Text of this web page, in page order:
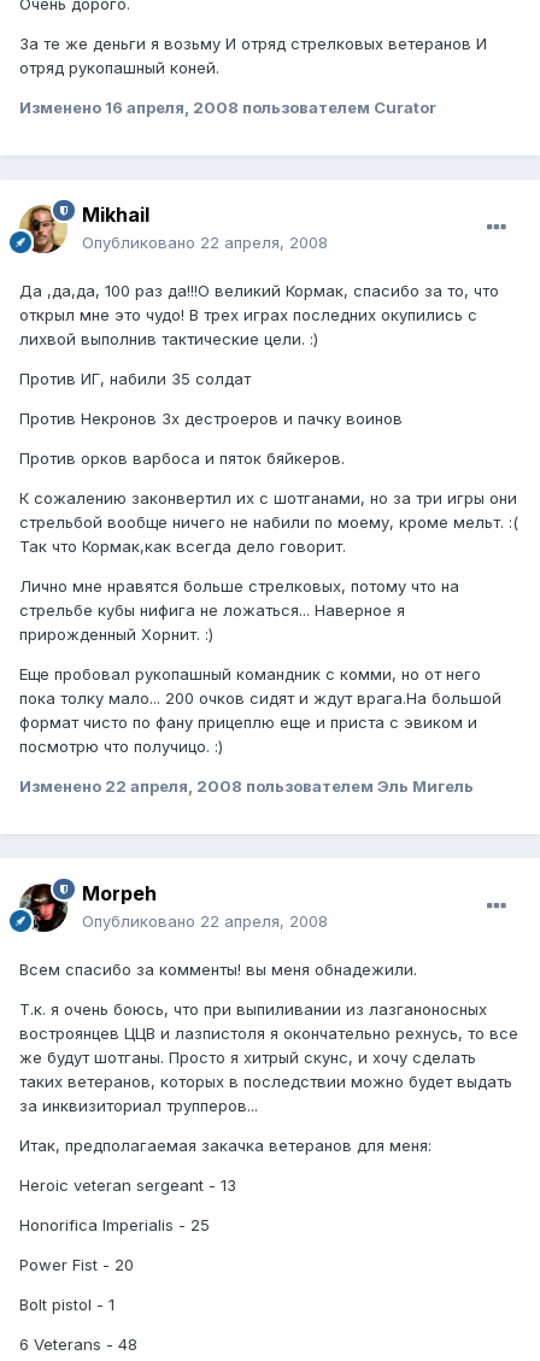
За те же деньги я возьму И отряд стрелковых ветеранов И
отряд рукопашный коней.
Изменено 16 апреля, 2008 пользователем Curator
Mikhail
Опубликовано 22 апреля, 2008
Да ,да,да, 100 раз да!!!О великий Кормак, спасибо за то, что
открыл мне это чудо! В трех играх последних окупились с
лихвой выполнив тактические цели. :)
Против ИГ, набили 35 солдат
Против Некронов 3х дестроеров и пачку воинов
Против орков варбоса и пяток бяйкеров.
К сожалению законвертил их с шотганами, но за три игры они
стрельбой вообще ничего не набили по моему, кроме мельт. :(
Так что Кормак,как всегда дело говорит.
Лично мне нравятся больше стрелковых, потому что на
стрельбе кубы нифига не ложаться... Наверное я
прирожденный Хорнит. :)
Еще пробовал рукопашный командник с комми, но от него
пока толку мало... 200 очков сидят и ждут врага.На большой
формат чисто по фану прицеплю еще и приста с эвиком и
посмотрю что получицо. :)
Изменено 22 апреля, 2008 пользователем Эль Мигель
Morpeh
Опубликовано 22 апреля, 2008
Всем спасибо за комменты! вы меня обнадежили.
Т.к. я очень боюсь, что при выпиливании из лазганоносных
востроянцев ЦЦВ и лазпистоля я окончательно рехнусь, то все
же будут шотганы. Просто я хитрый скунс, и хочу сделать
таких ветеранов, которых в последствии можно будет выдать
за инквизиториал трупперов...
Итак, предполагаемая закачка ветеранов для меня:
Heroic veteran sergeant - 13
Honorifica Imperialis - 25
Power Fist - 20
Bolt pistol - 1
6 Veterans - 48